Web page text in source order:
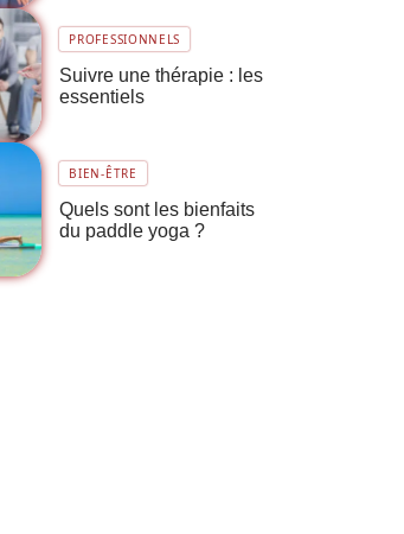
PROFESSIONNELS
Suivre une thérapie : les
essentiels
BIEN-ÊTRE
Quels sont les bienfaits
du paddle yoga ?